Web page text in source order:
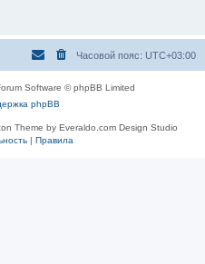
Часовой пояс: UTC+03:00
Software © phpBB Limited
phpBB
Theme by Everaldo.com Design Studio
| Правила